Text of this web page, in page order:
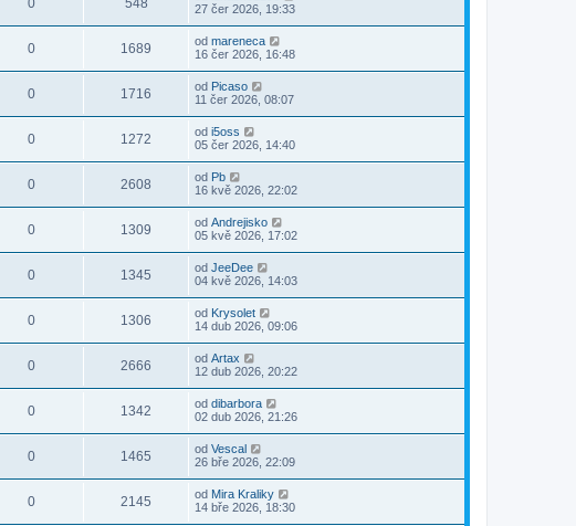
0 548
27 čer 2026, 19:33
0 1689 od mareneca
16 čer 2026, 16:48
0 1716 od Picaso
11 čer 2026, 08:07
0 1272 od i5oss
05 čer 2026, 14:40
0 2608 od Pb
16 kvě 2026, 22:02
0 1309 od Andrejisko
05 kvě 2026, 17:02
0 1345 od JeeDee
04 kvě 2026, 14:03
0 1306 od Krysolet
14 dub 2026, 09:06
0 2666 od Artax
12 dub 2026, 20:22
0 1342 od dibarbora
02 dub 2026, 21:26
0 1465 od Vescal
26 bře 2026, 22:09
0 2145 od Mira Kraliky
14 bře 2026, 18:30